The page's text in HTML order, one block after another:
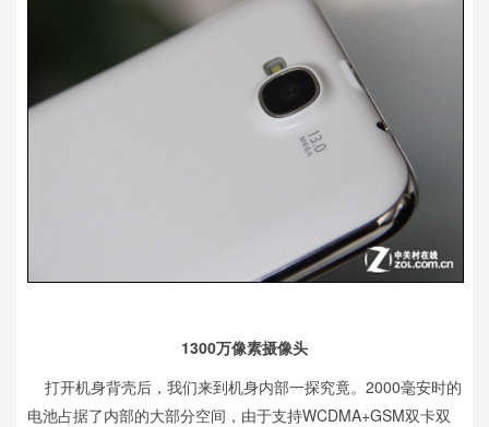
1300万像素摄像头
打开机身背壳后，我们来到机身内部一探究竟。2000毫安时的
电池占据了内部的大部分空间，由于支持WCDMA+GSM双卡双